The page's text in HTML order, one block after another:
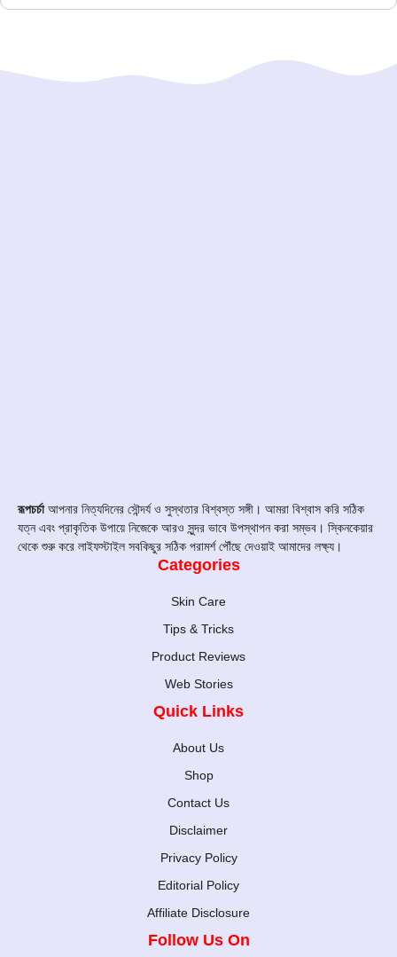
রূপচর্চাআপনার নিত্যদিনের সৌন্দর্য ও সুস্থতার বিশ্বস্ত সঙ্গী। আমরা বিশ্বাস করি সঠিক
যত্ন এবং প্রাকৃতিক উপায়ে নিজেকে আরও সুন্দর ভাবে উপস্থাপন করা সম্ভব। স্কিনকেয়ার
থেকে শুরু করে লাইফস্টাইল সবকিছুর সঠিক পরামর্শ পৌঁছে দেওয়াই আমাদের লক্ষ্য।
Categories
Skin Care
Tips & Tricks
Product Reviews
Web Stories
Quick Links
About Us
Shop
Contact Us
Disclaimer
Privacy Policy
Editorial Policy
Affiliate Disclosure
Follow Us On